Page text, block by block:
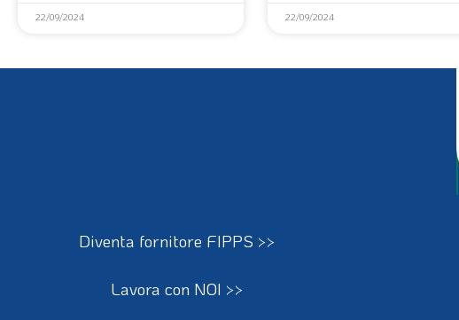
22/09/2024 22/09/2024
Diventa fornitore FIPPS >>
Lavora con NOI >>